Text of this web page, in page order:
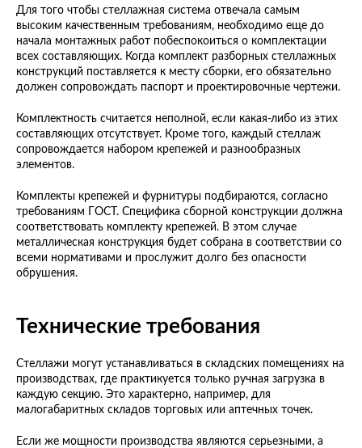
Для того чтобы стеллажная система отвечала самым
высоким качественным требованиям, необходимо еще до
начала монтажных работ побеспокоиться о комплектации
всех составляющих. Когда комплект разборных стеллажных
конструкций поставляется к месту сборки, его обязательно
должен сопровождать паспорт и проектировочные чертежи.
Комплектность считается неполной, если какая-либо из этих
составляющих отсутствует. Кроме того, каждый стеллаж
сопровождается набором крепежей и разнообразных
элементов.
Комплекты крепежей и фурнитуры подбираются, согласно
требованиям ГОСТ. Специфика сборной конструкции должна
соответствовать комплекту крепежей. В этом случае
металлическая конструкция будет собрана в соответствии со
всеми нормативами и прослужит долго без опасности
обрушения.
Технические требования
Стеллажи могут устанавливаться в складских помещениях на
производствах, где практикуется только ручная загрузка в
каждую секцию. Это характерно, например, для
малогабаритных складов торговых или аптечных точек.
Если же мощности производства являются серьезными, а